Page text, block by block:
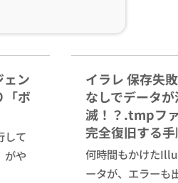
ン
「ボ
して
がや
イラレ 保存失
なしでデータが
滅！？.tmpフ
完全復旧する手
何時間もかけた
ータが、エラーも